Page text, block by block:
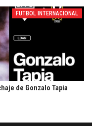
FUTBOL INTERNACIONAL
de Gonzalo Tapia